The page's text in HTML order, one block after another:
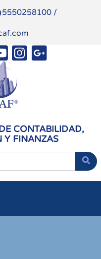
5550258100 /
CONTABILIDAD,
Y FINANZAS